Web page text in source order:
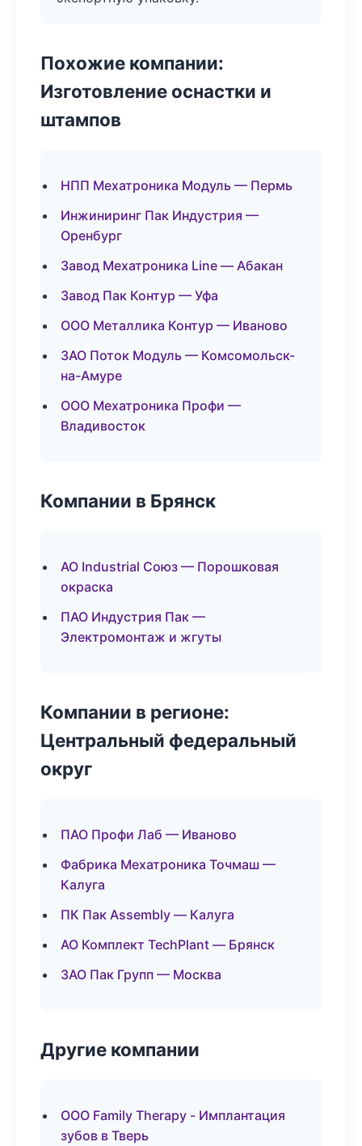
Похожие компании:
Изготовление оснастки и
штампов
НПП Мехатроника Модуль — Пермь
Инжиниринг Пак Индустрия —
Оренбург
Завод Мехатроника Line — Абакан
Завод Пак Контур — Уфа
ООО Металлика Контур — Иваново
ЗАО Поток Модуль — Комсомольск-
на-Амуре
ООО Мехатроника Профи —
Владивосток
Компании в Брянск
АО Industrial Союз — Порошковая
окраска
ПАО Индустрия Пак —
Электромонтаж и жгуты
Компании в регионе:
Центральный федеральный
округ
ПАО Профи Лаб — Иваново
Фабрика Мехатроника Точмаш —
Калуга
ПК Пак Assembly — Калуга
АО Комплект TechPlant — Брянск
ЗАО Пак Групп — Москва
Другие компании
ООО Family Therapy - Имплантация
зубов в Тверь